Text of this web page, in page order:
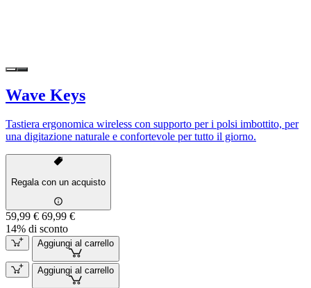
Wave Keys
Tastiera ergonomica wireless con supporto per i polsi imbottito, per
una digitazione naturale e confortevole per tutto il giorno.
Regala con un acquisto
59,99 € 69,99 €
14% di sconto
Aggiungi al carrello
Aggiungi al carrello